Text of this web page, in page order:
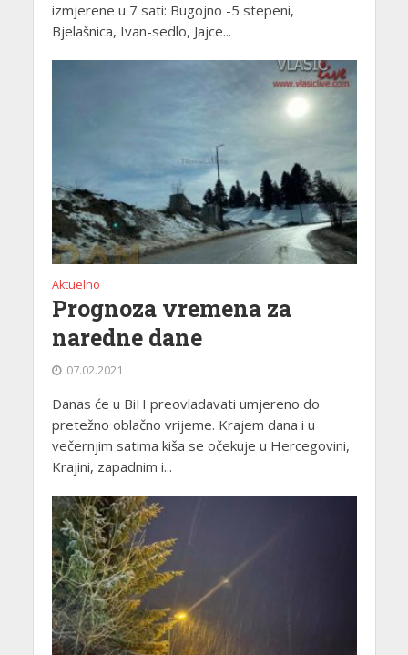
izmjerene u 7 sati: Bugojno -5 stepeni,
Bjelašnica, Ivan-sedlo, Jajce...
Aktuelno
Prognoza vremena za
naredne dane
07.02.2021
Danas će u BiH preovladavati umjereno do
pretežno oblačno vrijeme. Krajem dana i u
večernjim satima kiša se očekuje u Hercegovini,
Krajini, zapadnim i...